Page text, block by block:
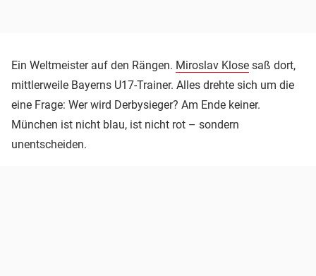
Ein Weltmeister auf den Rängen. Miroslav Klose saß dort,
mittlerweile Bayerns U17-Trainer. Alles drehte sich um die
eine Frage: Wer wird Derbysieger? Am Ende keiner.
München ist nicht blau, ist nicht rot – sondern
unentscheiden.